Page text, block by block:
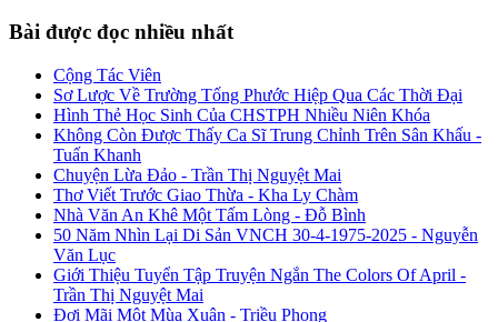
Bài được đọc nhiều nhất
Cộng Tác Viên
Sơ Lược Về Trường Tống Phước Hiệp Qua Các Thời Đại
Hình Thẻ Học Sinh Của CHSTPH Nhiều Niên Khóa
Không Còn Được Thấy Ca Sĩ Trung Chỉnh Trên Sân Khấu -
Tuấn Khanh
Chuyện Lừa Đảo - Trần Thị Nguyệt Mai
Thơ Viết Trước Giao Thừa - Kha Ly Chàm
Nhà Văn An Khê Một Tấm Lòng - Đỗ Bình
50 Năm Nhìn Lại Di Sản VNCH 30-4-1975-2025 - Nguyễn
Văn Lục
Giới Thiệu Tuyển Tập Truyện Ngắn The Colors Of April -
Trần Thị Nguyệt Mai
Đợi Mãi Một Mùa Xuân - Triều Phong